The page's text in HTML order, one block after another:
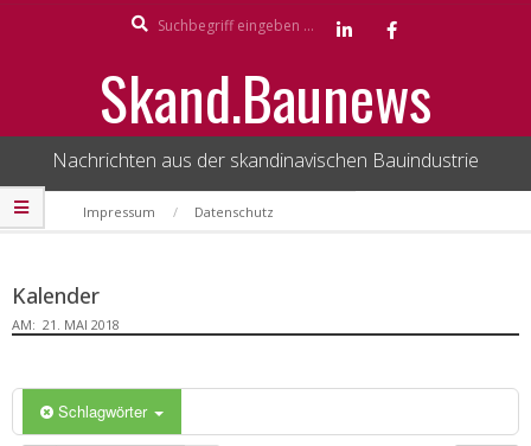
Skand.Baunews
Nachrichten aus der skandinavischen Bauindustrie
Secondary
Navigation
Impressum Datenschutz
Kalender
AM: 21. MAI 2018
Schlagwörter